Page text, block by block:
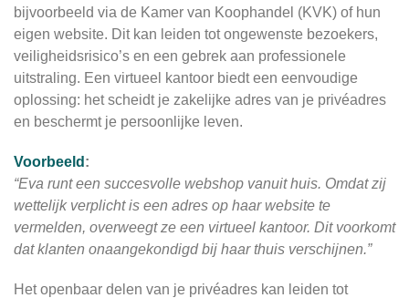
bijvoorbeeld via de Kamer van Koophandel (KVK) of hun
eigen website. Dit kan leiden tot ongewenste bezoekers,
veiligheidsrisico’s en een gebrek aan professionele
uitstraling. Een virtueel kantoor biedt een eenvoudige
oplossing: het scheidt je zakelijke adres van je privéadres
en beschermt je persoonlijke leven.
Voorbeeld :
“Eva runt een succesvolle webshop vanuit huis. Omdat zij
wettelijk verplicht is een adres op haar website te
vermelden, overweegt ze een virtueel kantoor. Dit voorkomt
dat klanten onaangekondigd bij haar thuis verschijnen.”
Het openbaar delen van je privéadres kan leiden tot